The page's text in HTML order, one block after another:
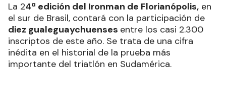
La 24ª edición del Ironman de Florianópolis, en
el sur de Brasil, contará con la participación de
diez gualeguaychuenses entre los casi 2.300
inscriptos de este año. Se trata de una cifra
inédita en el historial de la prueba más
importante del triatlón en Sudamérica.